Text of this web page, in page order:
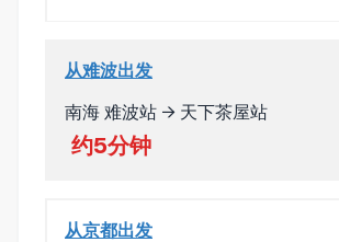
从难波出发
南海 难波站 → 天下茶屋站
约5分钟
从京都出发